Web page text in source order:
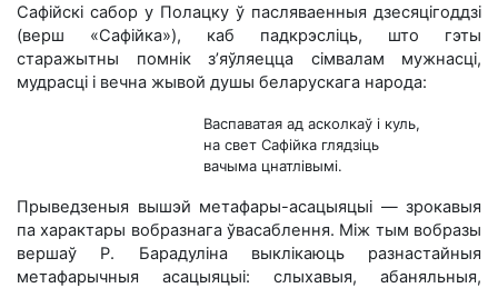
Сафійскі сабор у Полацку ў пасляваенныя дзесяцігоддзі
(верш «Сафійка»), каб падкрэсліць, што гэты
старажытны помнік з’яўляецца сімвалам мужнасці,
мудрасці і вечна жывой душы беларускага народа:
Васпаватая ад асколкаў і куль,
на свет Сафійка глядзіць
вачыма цнатлівымі.
Прыведзеныя вышэй метафары-асацыяцыі — зрокавыя
па характары вобразнага ўвасаблення. Між тым вобразы
вершаў Р. Барадуліна выклікаюць разнастайныя
метафарычныя асацыяцыі: слыхавыя, абаняльныя,